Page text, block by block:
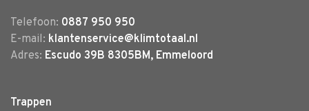
Telefoon: 0887 950 950
E-mail: klantenservice@klimtotaal.nl
Adres: Escudo 39B 8305BM, Emmeloord
Trappen